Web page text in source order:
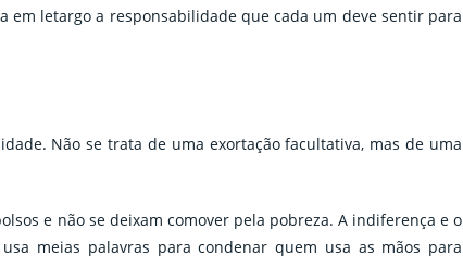
letargo a responsabilidade que cada um deve sentir para
Não se trata de uma exortação facultativa, mas de uma
e não se deixam comover pela pobreza. A indiferença e o
meias palavras para condenar quem usa as mãos para